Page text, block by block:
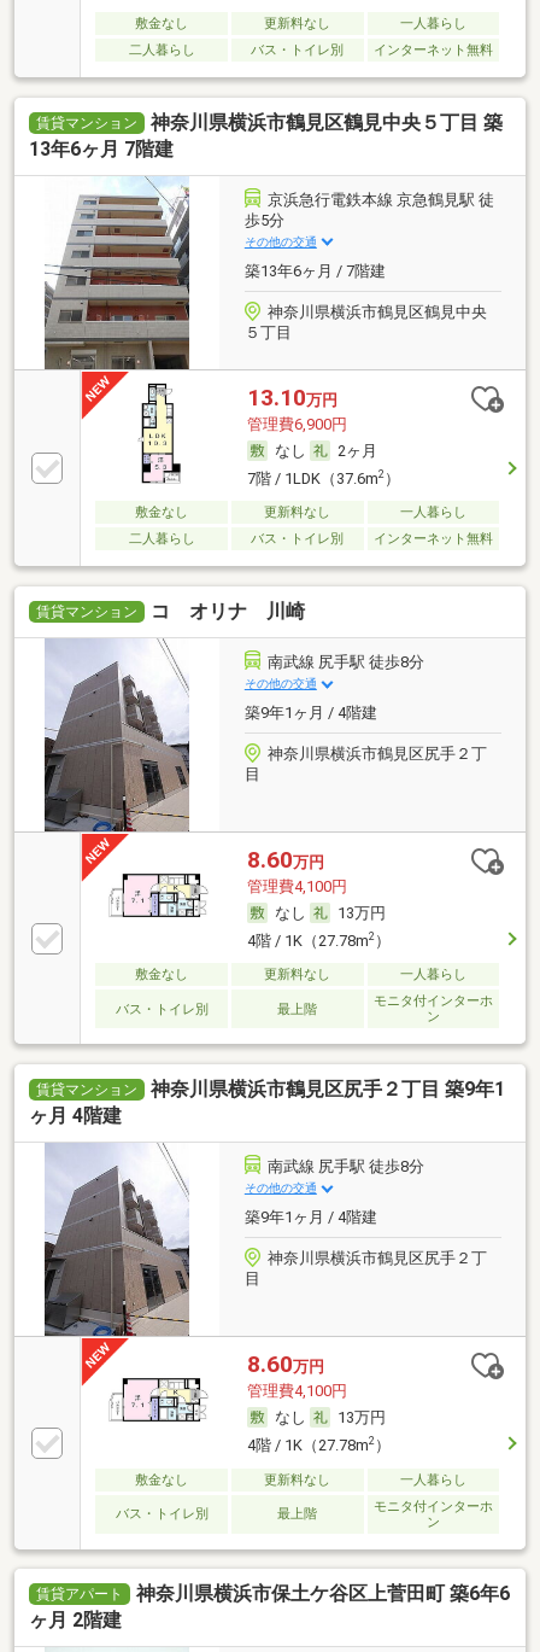
敷金なし 更新料なし
一人暮らし
二人暮らし
バス・トイレ別 インターネット無料
賃貸マンション
神奈川県横浜市鶴見区鶴見中央５丁目 築
13年6ヶ月 7階建
京浜急行電鉄本線 京急鶴見駅 徒
歩5分
その他の交通
築13年6ヶ月 / 7階建
神奈川県横浜市鶴見区鶴見中央
５丁目
13.10万円
管理費6,900円
なし
2ヶ月
7階 / 1LDK（37.6m2）
敷金なし 更新料なし
一人暮らし
二人暮らし
バス・トイレ別 インターネット無料
賃貸マンション コ オリナ 川崎
南武線 尻手駅 徒歩8分
その他の交通
築9年1ヶ月 / 4階建
神奈川県横浜市鶴見区尻手２丁
目
8.60万円
管理費4,100円
なし
13万円
4階 / 1K（27.78m2）
敷金なし 更新料なし 一人暮らし
バス・トイレ別 最上階
モニタ付インターホ
ン
賃貸マンション
神奈川県横浜市鶴見区尻手２丁目 築9年1
ヶ月 4階建
南武線 尻手駅 徒歩8分
その他の交通
築9年1ヶ月 / 4階建
神奈川県横浜市鶴見区尻手２丁
目
8.60万円
管理費4,100円
なし
13万円
4階 / 1K（27.78m2）
敷金なし 更新料なし 一人暮らし
バス・トイレ別 最上階
モニタ付インターホ
ン
賃貸アパート
神奈川県横浜市保土ケ谷区上菅田町 築6年6
ヶ月 2階建